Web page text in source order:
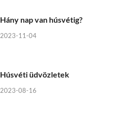
Hány nap van húsvétig?
2023-11-04
Húsvéti üdvözletek
2023-08-16